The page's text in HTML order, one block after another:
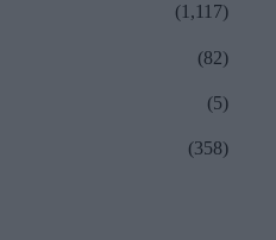
(1,117)
(82)
(5)
(358)